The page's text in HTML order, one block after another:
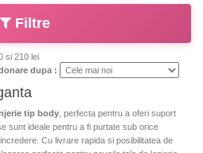
Filtre
si 210 lei
dupa :
tip body , perfecta pentru a oferi suport
sunt ideale pentru a fi purtate sub orice
Cu livrare rapida si posibilitatea de